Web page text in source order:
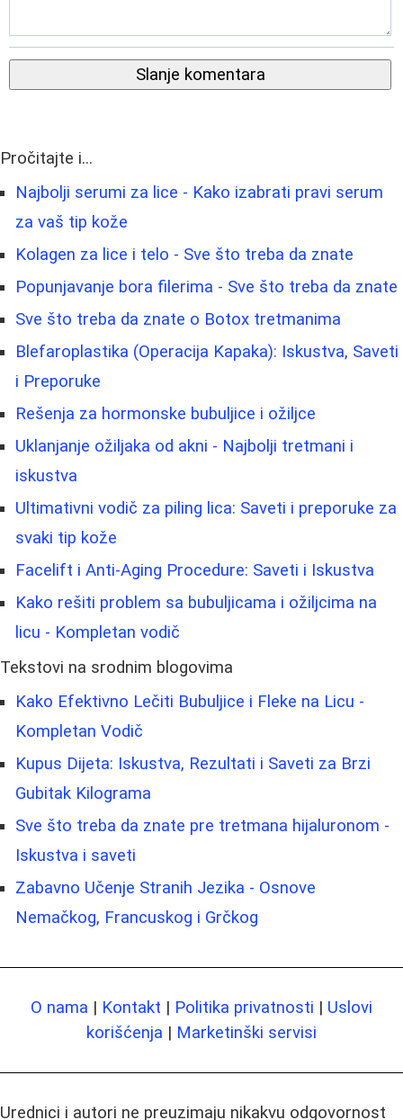
Slanje komentara
Pročitajte i...
Najbolji serumi za lice - Kako izabrati pravi serum
za vaš tip kože
Kolagen za lice i telo - Sve što treba da znate
Popunjavanje bora filerima - Sve što treba da znate
Sve što treba da znate o Botox tretmanima
Blefaroplastika (Operacija Kapaka): Iskustva, Saveti
i Preporuke
Rešenja za hormonske bubuljice i ožiljce
Uklanjanje ožiljaka od akni - Najbolji tretmani i
iskustva
Ultimativni vodič za piling lica: Saveti i preporuke za
svaki tip kože
Facelift i Anti-Aging Procedure: Saveti i Iskustva
Kako rešiti problem sa bubuljicama i ožiljcima na
licu - Kompletan vodič
Tekstovi na srodnim blogovima
Kako Efektivno Lečiti Bubuljice i Fleke na Licu -
Kompletan Vodič
Kupus Dijeta: Iskustva, Rezultati i Saveti za Brzi
Gubitak Kilograma
Sve što treba da znate pre tretmana hijaluronom -
Iskustva i saveti
Zabavno Učenje Stranih Jezika - Osnove
Nemačkog, Francuskog i Grčkog
O nama | Kontakt | Politika privatnosti | Uslovi
korišćenja | Marketinški servisi
Urednici i autori ne preuzimaju nikakvu odgovornost